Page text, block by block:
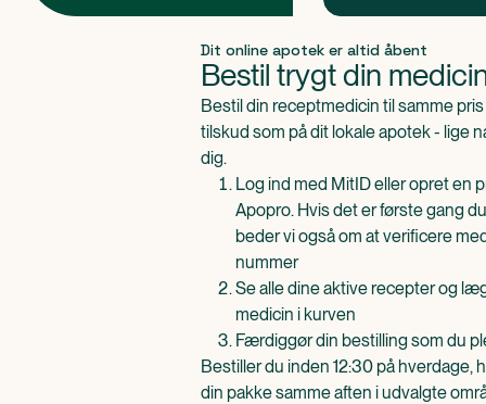
Dit online apotek er altid åbent
Bestil trygt din
Bestil din receptmedicin til samme
tilskud som på dit lokale apotek - lige
dig.
Log ind med MitID eller opret en
Apopro. Hvis det er første gang
beder vi også om at verificere
nummer
Se alle dine aktive recepter og
medicin i kurven
Færdiggør din bestilling som du
Bestiller du inden 12:30 på hverdage,
din pakke samme aften i udvalgte